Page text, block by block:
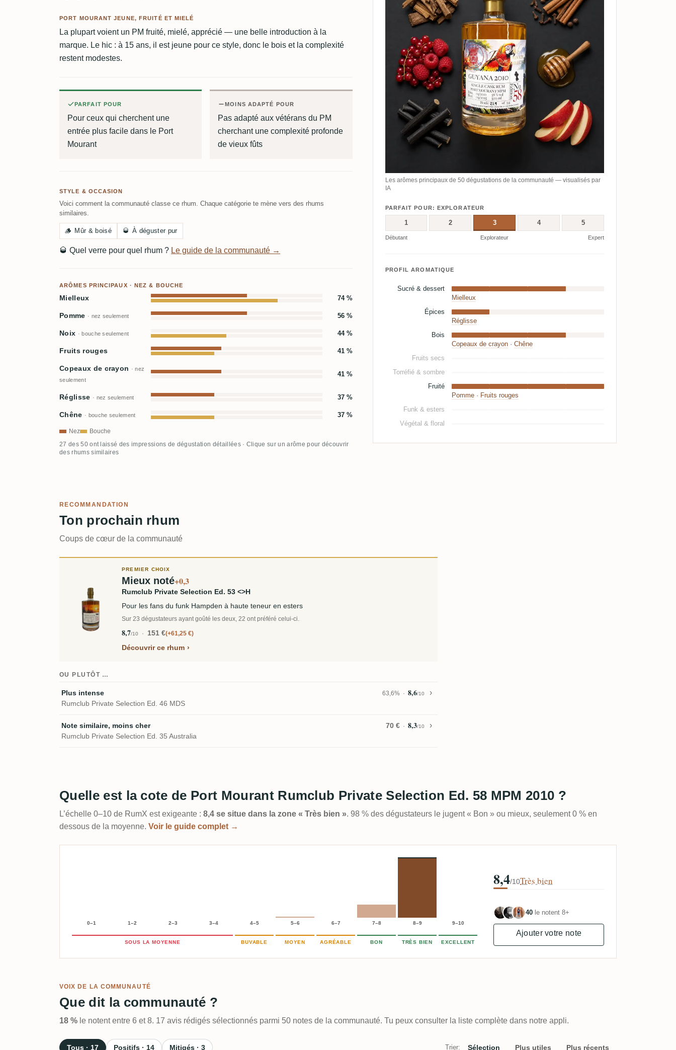
PORT MOURANT JEUNE, FRUITÉ ET MIELÉ
La plupart voient un PM fruité, mielé, apprécié — une belle introduction à la
marque. Le hic : à 15 ans, il est jeune pour ce style, donc le bois et la complexité
restent modestes.
PARFAIT POUR
Pour ceux qui cherchent une
entrée plus facile dans le Port
Mourant
MOINS ADAPTÉ POUR
Pas adapté aux vétérans du PM
cherchant une complexité profonde
de vieux fûts
STYLE & OCCASION
Voici comment la communauté classe ce rhum. Chaque catégorie te mène vers des rhums
similaires.
🪵 Mûr & boisé 🥃 À déguster pur
🥃 Quel verre pour quel rhum ? Le guide de la communauté →
ARÔMES PRINCIPAUX · NEZ & BOUCHE
Mielleux 74 %
Pomme · nez seulement 56 %
Noix · bouche seulement 44 %
Fruits rouges 41 %
Copeaux de crayon · nez
seulement
41 %
Réglisse · nez seulement 37 %
Chêne · bouche seulement 37 %
Nez Bouche
27 des 50 ont laissé des impressions de dégustation détaillées · Clique sur un arôme pour découvrir
des rhums similaires
Les arômes principaux de 50 dégustations de la communauté — visualisés par
IA
PARFAIT POUR: EXPLORATEUR
1 2 3 4 5
Débutant Explorateur Expert
PROFIL AROMATIQUE
Sucré & dessert
Mielleux
Épices
Réglisse
Bois
Copeaux de crayon· Chêne
Fruits secs
Torréfié & sombre
Fruité
Pomme· Fruits rouges
Funk & esters
Végétal & floral
RECOMMANDATION
Ton prochain rhum
Coups de cœur de la communauté
PREMIER CHOIX
Mieux noté+0,3
Rumclub Private Selection Ed. 53 <>H
Pour les fans du funk Hampden à haute teneur en esters
Sur 23 dégustateurs ayant goûté les deux, 22 ont préféré celui-ci.
8,7/10 151 € +61,25 €
Découvrir ce rhum
OU PLUTÔT …
Plus intense 63,6% 8,6/10
Rumclub Private Selection Ed. 46 MDS
Note similaire, moins cher 70 € 8,3/10
Rumclub Private Selection Ed. 35 Australia
Quelle est la cote de Port Mourant Rumclub Private Selection Ed. 58 MPM 2010 ?
L’échelle 0–10 de RumX est exigeante : 8,4 se situe dans la zone « Très bien ». 98 % des dégustateurs le jugent « Bon » ou mieux, seulement 0 % en
dessous de la moyenne. Voir le guide complet →
0–1 1–2 2–3 3–4 4–5 5–6 6–7 7–8 8–9 9–10
SOUS LA MOYENNE BUVABLE MOYEN AGRÉABLE BON TRÈS BIEN EXCELLENT
8,4/10Très bien
40 le notent 8+
Ajouter votre note
VOIX DE LA COMMUNAUTÉ
Que dit la communauté ?
18 % le notent entre 6 et 8. 17 avis rédigés sélectionnés parmi 50 notes de la communauté. Tu peux consulter la liste complète dans notre appli.
Tous · 17 Positifs · 14 Mitigés · 3 Trier: Sélection Plus utiles Plus récents